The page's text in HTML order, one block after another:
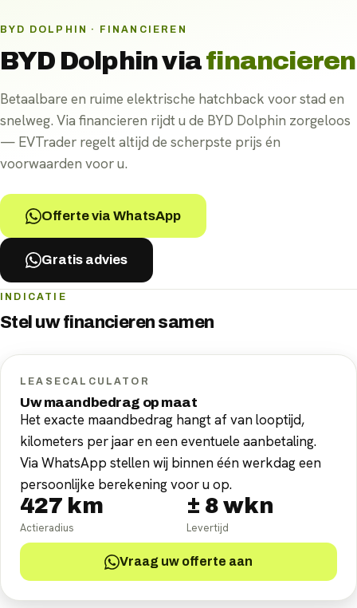
BYD DOLPHIN · FINANCIEREN
BYD Dolphinviafinancieren
Betaalbare en ruime elektrische hatchback voor stad en
snelweg. Via financieren rijdt u de BYD Dolphin zorgeloos
— EVTrader regelt altijd de scherpste prijs én
voorwaarden voor u.
Offerte via WhatsApp
Gratis advies
INDICATIE
Stel uwfinancieren samen
LEASECALCULATOR
Uw maandbedrag op maat
Het exacte maandbedrag hangt af van looptijd,
kilometers per jaar en een eventuele aanbetaling.
Via WhatsApp stellen wij binnen één werkdag een
persoonlijke berekening voor u op.
427 km
Actieradius
± 8 wkn
Levertijd
Vraag uw offerte aan